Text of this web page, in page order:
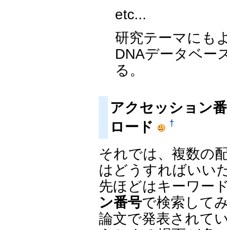
etc...
研究テーマにも
DNAデータベー
る。
アクセッション
ロード
†
それでは、複数の
はどうすればいい
先ほどはキーワー
ン番号で検索して
論文で発表されて